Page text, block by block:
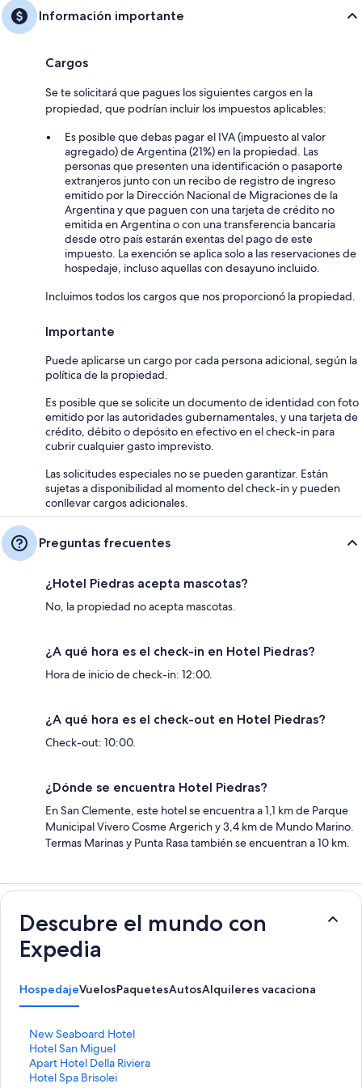
Información importante
Cargos
Se te solicitará que pagues los siguientes cargos en la
propiedad, que podrían incluir los impuestos aplicables:
Es posible que debas pagar el IVA (impuesto al valor
agregado) de Argentina (21%) en la propiedad. Las
personas que presenten una identificación o pasaporte
extranjeros junto con un recibo de registro de ingreso
emitido por la Dirección Nacional de Migraciones de la
Argentina y que paguen con una tarjeta de crédito no
emitida en Argentina o con una transferencia bancaria
desde otro país estarán exentas del pago de este
impuesto. La exención se aplica solo a las reservaciones de
hospedaje, incluso aquellas con desayuno incluido.
Incluimos todos los cargos que nos proporcionó la propiedad.
Importante
Puede aplicarse un cargo por cada persona adicional, según la
política de la propiedad.
Es posible que se solicite un documento de identidad con foto
emitido por las autoridades gubernamentales, y una tarjeta de
crédito, débito o depósito en efectivo en el check-in para
cubrir cualquier gasto imprevisto.
Las solicitudes especiales no se pueden garantizar. Están
sujetas a disponibilidad al momento del check-in y pueden
conllevar cargos adicionales.
Preguntas frecuentes
¿Hotel Piedras acepta mascotas?
No, la propiedad no acepta mascotas.
¿A qué hora es el check-in en Hotel Piedras?
Hora de inicio de check-in: 12:00.
¿A qué hora es el check-out en Hotel Piedras?
Check-out: 10:00.
¿Dónde se encuentra Hotel Piedras?
En San Clemente, este hotel se encuentra a 1,1 km de Parque
Municipal Vivero Cosme Argerich y 3,4 km de Mundo Marino.
Termas Marinas y Punta Rasa también se encuentran a 10 km.
Descubre el mundo con
Expedia
HospedajeVuelosPaquetesAutosAlquileres vacacionales
New Seaboard Hotel
E
n
l
a
Hotel San Miguel
E
n
l
Apart Hotel Della Riviera
E
n
Hotel Spa Brisolei
E